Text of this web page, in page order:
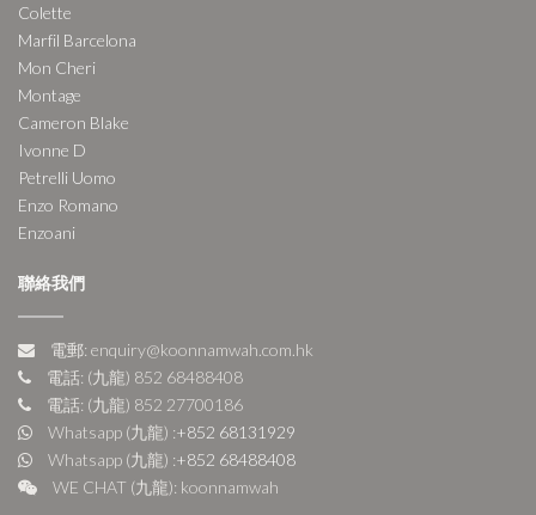
Colette
Marfil Barcelona
Mon Cheri
Montage
Cameron Blake
Ivonne D
Petrelli Uomo
Enzo Romano
Enzoani
聯絡我們
電郵: enquiry@koonnamwah.com.hk
電話: (九龍) 852 68488408
電話: (九龍) 852 27700186
Whatsapp (九龍) :+852 68131929
Whatsapp (九龍) :+852 68488408
WE CHAT (九龍): koonnamwah